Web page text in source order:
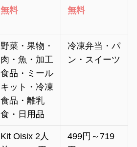
無料 無料
野菜・果物・
肉・魚・加工
食品・ミール
キット・冷凍
食品・離乳
食・日用品
冷凍弁当・パ
ン・スイーツ
Kit Oisix 2人
499円～719